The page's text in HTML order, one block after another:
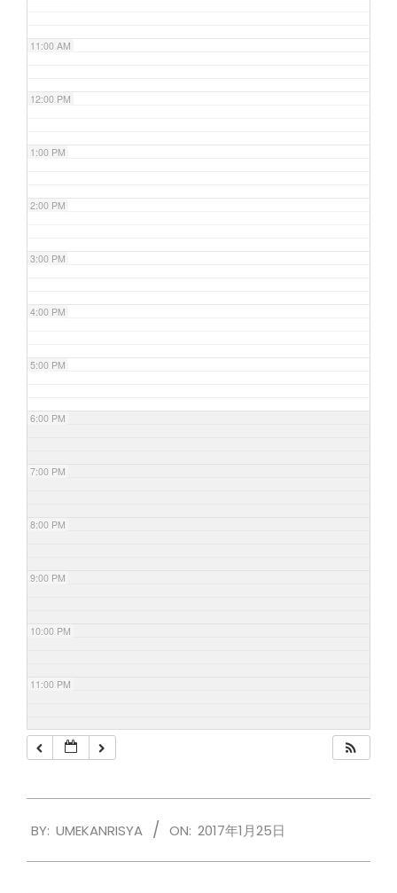
11:00 AM
12:00 PM
1:00 PM
2:00 PM
3:00 PM
4:00 PM
5:00 PM
6:00 PM
7:00 PM
8:00 PM
9:00 PM
10:00 PM
11:00 PM
01-
BY: UMEKANRISYA ON: 2017年1月25日